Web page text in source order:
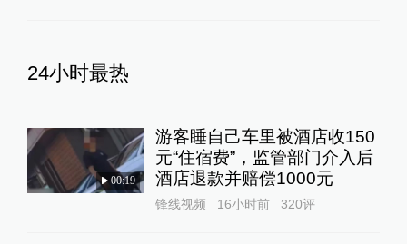
24小时最热
00:19
游客睡自己车里被酒店收150
元“住宿费”，监管部门介入后
酒店退款并赔偿1000元
锋线视频 16小时前 320评